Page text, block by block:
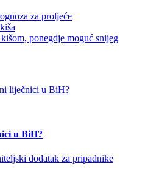
za proljeće
ponegdje moguć snijeg
u BiH?